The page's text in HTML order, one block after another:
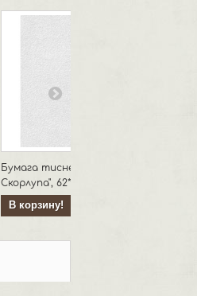
Бумага тисненая "Яичная
Скорлупа", 62*94, 200г/м
В корзину!